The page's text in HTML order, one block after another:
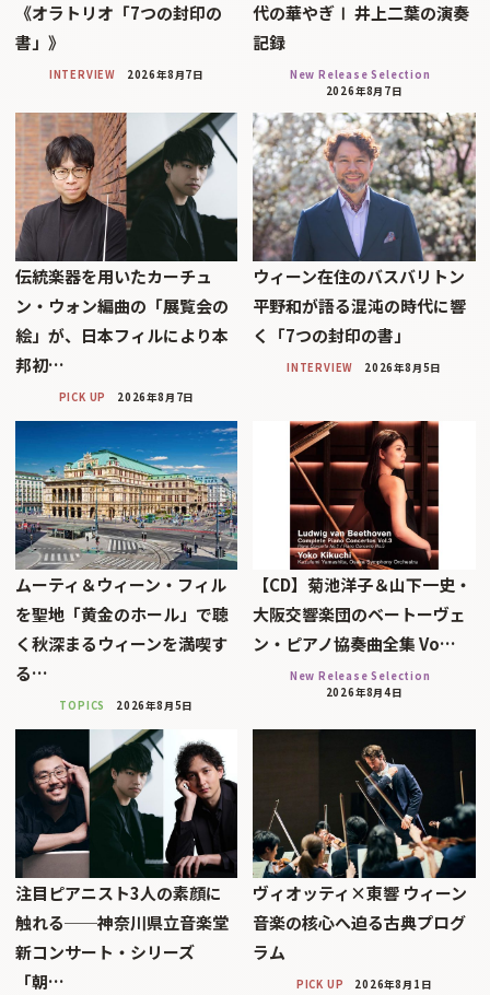
《オラトリオ「7つの封印の
書」》
INTERVIEW 2026年8月7日
代の華やぎⅠ 井上二葉の演奏
記録
New Release Selection
2026年8月7日
伝統楽器を用いたカーチュ
ン・ウォン編曲の「展覧会の
絵」が、日本フィルにより本
邦初…
PICK UP 2026年8月7日
ウィーン在住のバスバリトン
平野和が語る混沌の時代に響
く「7つの封印の書」
INTERVIEW 2026年8月5日
ムーティ＆ウィーン・フィル
を聖地「黄金のホール」で聴
く秋深まるウィーンを満喫す
る…
TOPICS 2026年8月5日
【CD】菊池洋子＆山下一史・
大阪交響楽団のベートーヴェ
ン・ピアノ協奏曲全集 Vo…
New Release Selection
2026年8月4日
注目ピアニスト3人の素顔に
触れる──神奈川県立音楽堂
新コンサート・シリーズ
「朝…
ヴィオッティ×東響 ウィーン
音楽の核心へ迫る古典プログ
ラム
PICK UP 2026年8月1日